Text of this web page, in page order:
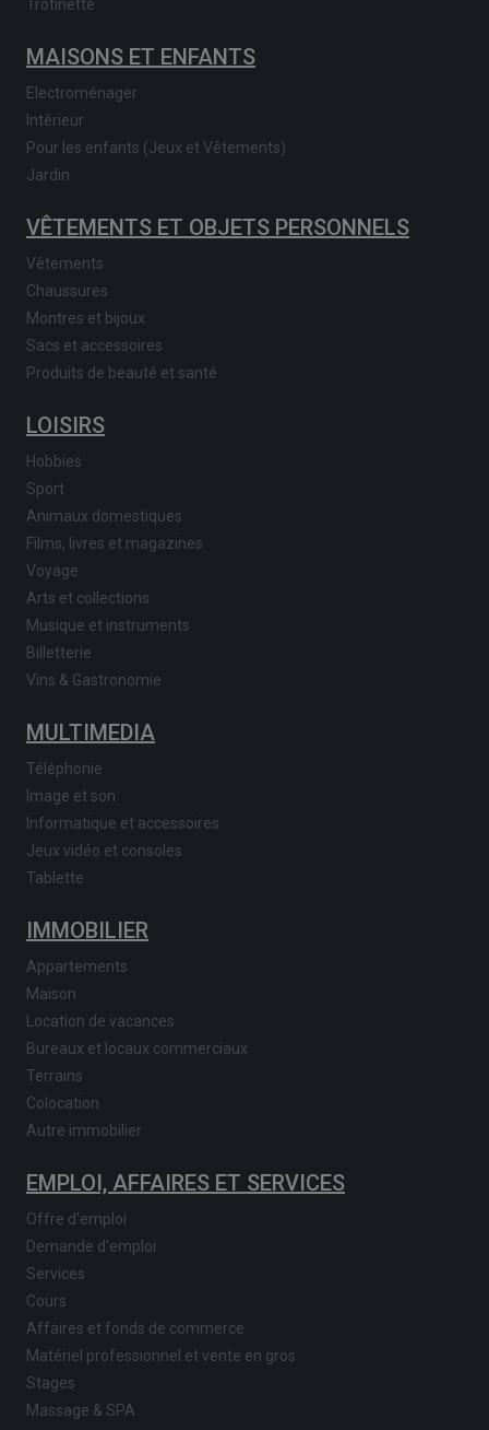
Trotinette
MAISONS ET ENFANTS
Electroménager
Intérieur
Pour les enfants (Jeux et Vêtements)
Jardin
VÊTEMENTS ET OBJETS PERSONNELS
Vêtements
Chaussures
Montres et bijoux
Sacs et accessoires
Produits de beauté et santé
LOISIRS
Hobbies
Sport
Animaux domestiques
Films, livres et magazines
Voyage
Arts et collections
Musique et instruments
Billetterie
Vins & Gastronomie
MULTIMEDIA
Téléphonie
Image et son
Informatique et accessoires
Jeux vidéo et consoles
Tablette
IMMOBILIER
Appartements
Maison
Location de vacances
Bureaux et locaux commerciaux
Terrains
Colocation
Autre immobilier
EMPLOI, AFFAIRES ET SERVICES
Offre d'emploi
Demande d'emploi
Services
Cours
Affaires et fonds de commerce
Matériel professionnel et vente en gros
Stages
Massage & SPA